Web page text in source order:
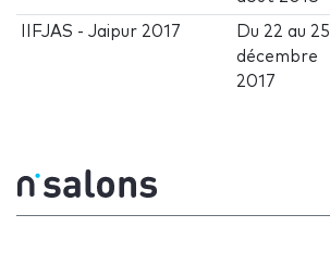
IIFJAS - Jaipur 2017 Du 22 au 25
décembre
2017